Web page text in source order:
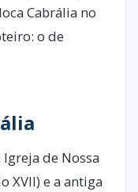
Cabrália no
o de
Igreja de Nossa
XVII) e a antiga